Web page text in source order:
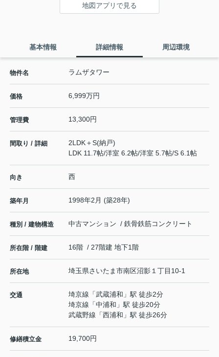
地図アプリで見る
基本情報 詳細情報 周辺環境
物件名 ラムザタワー
価格 6,999万円
管理費 13,300円
間取り / 詳細
2LDK＋S(納戸)
LDK 11.7帖/洋室 6.2帖/洋室 5.7帖/S 6.1帖
向き 西
築年月 1998年2月 (築28年)
種別 / 建物構造 中古マンション / 鉄骨鉄筋コンクリート
所在階 / 階建 16階 / 27階建 地下1階
所在地 埼玉県さいたま市南区沼影 １丁目10-1
交通 埼京線 「武蔵浦和 」駅 徒歩2分
埼京線 「中浦和 」駅 徒歩20分
武蔵野線 「西浦和 」駅 徒歩26分
修繕積立金 19,700円